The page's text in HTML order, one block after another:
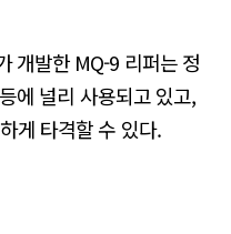
개발한 MQ-9 리퍼는 정
에 널리 사용되고 있고,
게 타격할 수 있다.